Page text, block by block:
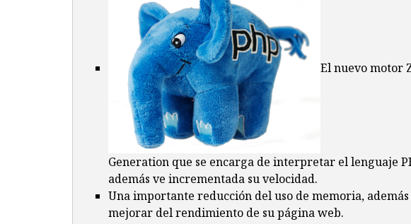
El nuevo motor
Generation que se encarga de interpretar el lenguaje
además ve incrementada su velocidad.
Una importante reducción del uso de memoria,
mejorar del rendimiento de su página web.